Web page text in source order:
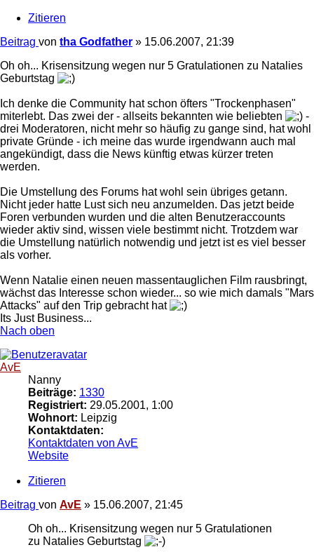
Zitieren
Beitrag von tha Godfather » 15.06.2007, 21:39
Oh oh... Krisensitzung wegen nur 5 Gratulationen zu Natalies
Geburtstag
Ich denke die Community hat schon öfters "Trockenphasen"
miterlebt. Das zwei der - allseits bekannten wie beliebten
-
drei Moderatoren, nicht mehr so häufig zu gange sind, hat wohl
private Gründe - ich meine das wurde irgendwann auch mal
angekündigt, dass die News künftig etwas kürzer treten
werden.
Die Umstellung des Forums hat wohl sein übriges getann.
Nicht jeder hatte Lust sich neu anzumelden. Das jetzt beide
Foren verbunden wurden und die alten Benutzeraccounts
wieder aktiv sind, wissen viele bestimmt nicht. Trotzdem war
die Umstellung natürlich notwendig und jetzt ist es viel besser
als vorher.
Wenn Natalie einen neuen massentauglichen Film rausbringt,
wächst das Interesse schon wieder... so wie mich damals "Mars
Attacks" auf den Trip gebracht hat
Its Just Business...
Nach oben
AvE
Nanny
Beiträge: 1330
Registriert: 29.05.2001, 1:00
Wohnort: Leipzig
Kontaktdaten:
Kontaktdaten von AvE
Website
Zitieren
Beitrag von AvE » 15.06.2007, 21:45
Oh oh... Krisensitzung wegen nur 5 Gratulationen
zu Natalies Geburtstag